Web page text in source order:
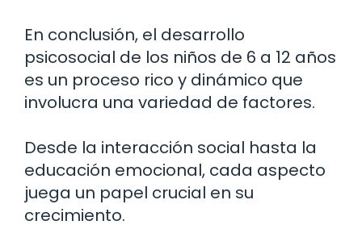
En conclusión, el desarrollo
psicosocial de los niños de 6 a 12 años
es un proceso rico y dinámico que
involucra una variedad de factores.
Desde la interacción social hasta la
educación emocional, cada aspecto
juega un papel crucial en su
crecimiento.